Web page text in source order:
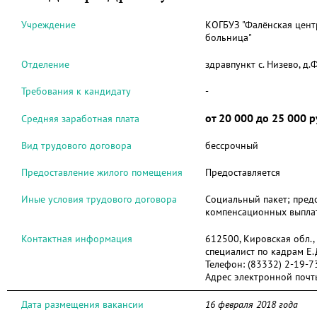
Учреждение
КОГБУЗ "Фалёнская
больница"
Отделение здравпункт с. Низево,
Требования к кандидату -
Средняя заработная плата от 20 000 до 25 000
Вид трудового договора бессрочный
Предоставление жилого помещения Предоставляется
Иные условия трудового договора
Социальный пакет;
компенсационных
Контактная информация
612500, Кировская
специалист по кадрам
Телефон: (83332) 2-19-
Адрес электронной
Дата размещения вакансии 16 февраля 2018 года